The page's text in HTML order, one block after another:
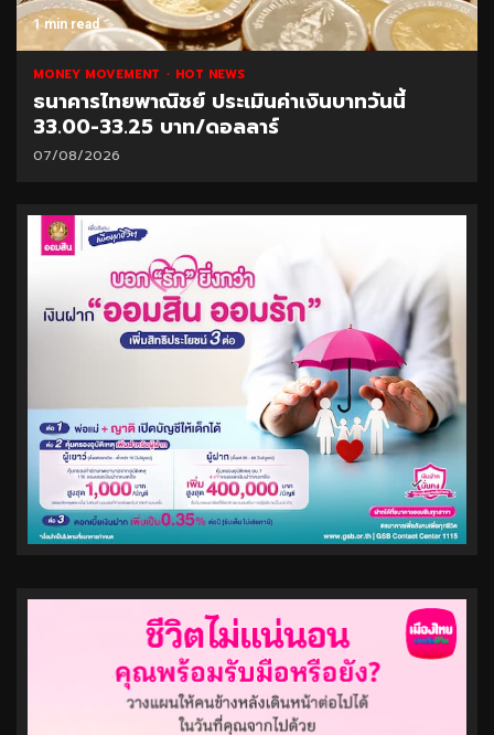
1 min read
MONEY MOVEMENT HOT NEWS
ธนาคารไทยพาณิชย์ ประเมินค่าเงินบาทวันนี้
33.00-33.25 บาท/ดอลลาร์
07/08/2026